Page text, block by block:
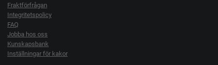
Fraktförfrågan
Integritetspolicy
FAQ
Jobba hos oss
Kunskapsbank
Inställningar för kakor